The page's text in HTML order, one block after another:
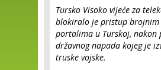
Tursko Visoko vijeće za
blokiralo je pristup brojnim
portalima u Turskoj, nakon
državnog napada kojeg je
truske vojske.